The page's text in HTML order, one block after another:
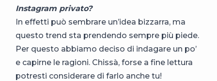
Instagram privato?
In effetti può sembrare un’idea bizzarra, ma
questo trend sta prendendo sempre più piede.
Per questo abbiamo deciso di indagare un po’
e capirne le ragioni. Chissà, forse a fine lettura
potresti considerare di farlo anche tu!